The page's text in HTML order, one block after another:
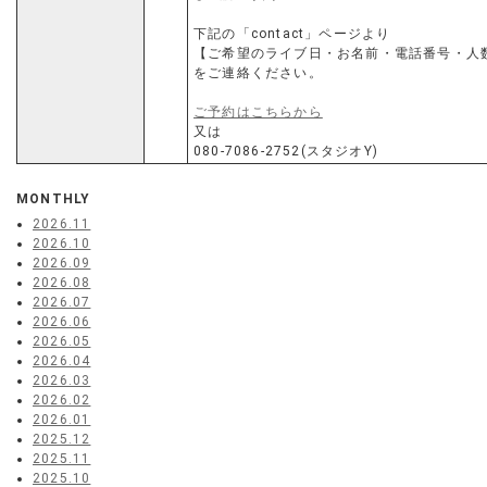
下記の「contact」ページより
【ご希望のライブ日・お名前・電話番号・人
をご連絡ください。
ご予約はこちらから
又は
080-7086-2752(スタジオY)
MONTHLY
2026.11
2026.10
2026.09
2026.08
2026.07
2026.06
2026.05
2026.04
2026.03
2026.02
2026.01
2025.12
2025.11
2025.10